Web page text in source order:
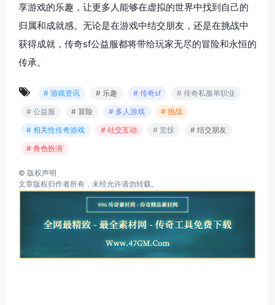
享游戏的乐趣，让更多人能够在虚拟的世界中找到自己的
归属和成就感。无论是在游戏中结交朋友，还是在挑战中
获得成就，传奇sf公益服都将带给玩家无尽的冒险和永恒的
传承。
# 游戏资讯 # 乐趣 # 传奇sf
# 传奇私服单职业
# 公益服
# 冒险 # 多人游戏
# 挑战
# 相关性传奇游戏
# 社交互动 # 竞技
# 结交朋友
# 角色扮演
© 版权声明
文章版权归作者所有，未经允许请勿转载。